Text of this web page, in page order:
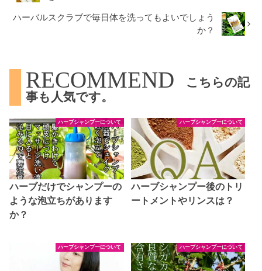
ハーバルスクラブで毎日体を洗ってもよいでしょう
か？
RECOMMEND
こちらの記
事も人気です。
ハーブシャンプーについて
ハーブだけでシャンプーの
ような泡立ちがあります
か？
ハーブシャンプーについて
ハーブシャンプー後のトリ
ートメントやリンスは？
ハーブシャンプーについて ハーブシャンプーについて